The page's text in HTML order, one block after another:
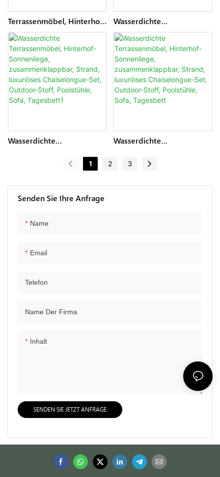
Senden Sie Ihre Anfrage
Name
Email
Telefon
Name Der Firma
Inhalt
SENDEN SIE JETZT ANFRAGE
Terrassenmöbel, Hinterhof,
Premium-Lounge,
Zusammenklappbar,
Strand, Schwimmen,
Luxuriöses Chaiselongue-
Set, Sonnenliege Im Freien,
Poolstühle,
Sitzgelegenheiten,
Tagesbett
Wasserdichte
Terrassenmöbel, Graues
Doppel-Tagesbett,
Zusammenklappbar, Luxus-
Chaiselounge-Set,
Sonnenliege, Pool-Stühle,
Sofa Für Den Hinterhof,
Grau2
Wasserdichte
Zusammenklappbar,
Chaiselongue-Set,
Outdoor-Stoff, Poolstühle,
Wasserdichte
Sonnenliege,
Zusammenklappbar,
Chaiselongue-Set,
1 2 3